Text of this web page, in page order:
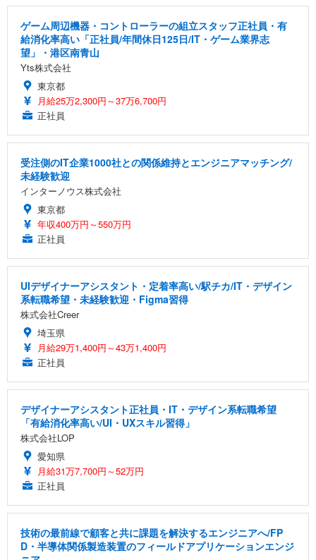
ゲーム周辺機器・コントローラーの組立スタッフ正社員・有
給消化率高い「正社員/年間休日125日/IT・ゲーム業界志
望」・港区南青山
Yts株式会社
東京都
月給25万2,300円～37万6,700円
正社員
受注側のIT企業1000社との関係維持とエンジニアマッチング/
未経験歓迎
インターノウス株式会社
東京都
年収400万円～550万円
正社員
UIデザイナーアシスタント・定着率高い/駅チカ/IT・デザイン
系転職希望・未経験歓迎・Figma習得
株式会社Creer
埼玉県
月給29万1,400円～43万1,400円
正社員
デザイナーアシスタント正社員・IT・デザイン系転職希望
「有給消化率高い/UI・UXスキル習得」
株式会社LOP
愛知県
月給31万7,700円～52万円
正社員
技術の最前線で顧客と共に課題を解決するエンジニアへ/FP
D・半導体関係製造装置のフィールドアプリケーションエンジ